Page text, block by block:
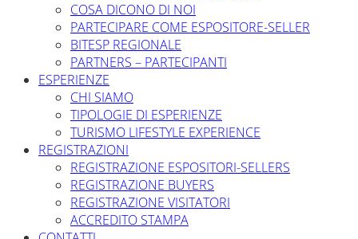
COSA DICONO DI NOI
PARTECIPARE COME ESPOSITORE-SELLER
BITESP REGIONALE
PARTNERS – PARTECIPANTI
ESPERIENZE
CHI SIAMO
TIPOLOGIE DI ESPERIENZE
TURISMO LIFESTYLE EXPERIENCE
REGISTRAZIONI
REGISTRAZIONE ESPOSITORI-SELLERS
REGISTRAZIONE BUYERS
REGISTRAZIONE VISITATORI
ACCREDITO STAMPA